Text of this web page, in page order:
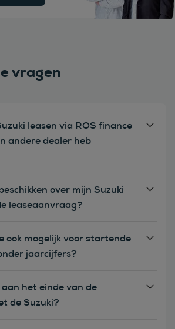
vragen
leasen via ROS finance
andere dealer heb
over mijn Suzuki
leaseaanvraag?
ook mogelijk voor startende
jaarcijfers?
het einde van de
de Suzuki?